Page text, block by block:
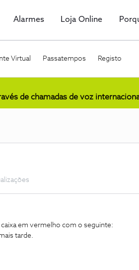
Alarmes Loja Online
Virtual Passatempos Registo
de chamadas de voz
em vermelho com o seguinte:
tarde.